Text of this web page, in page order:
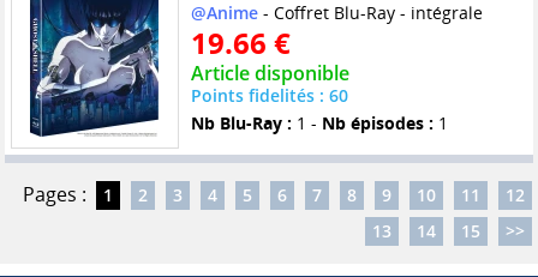
@Anime- Coffret Blu-Ray - intégrale
19.66 €
Article disponible
Points fidelités : 60
Nb Blu-Ray : 1 - Nb épisodes : 1
Pages : 1 2 3 4 5 6 7 8 9 10 11
12
13
14 15 >>